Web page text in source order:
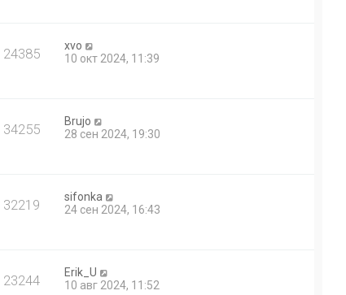
24385
xvo
10 окт 2024, 11:39
34255
Brujo
28 сен 2024, 19:30
32219
sifonka
24 сен 2024, 16:43
23244
Erik_U
10 авг 2024, 11:52